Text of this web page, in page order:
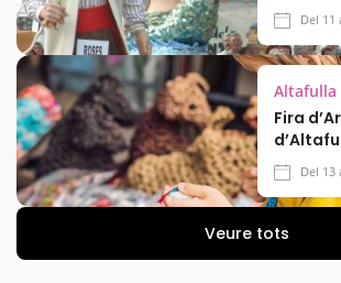
Del 11
Altafulla
Fira
Del 13
Veure tots